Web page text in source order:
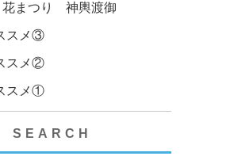
まつり 神輿渡御
スメ③
スメ②
スメ①
SEARCH